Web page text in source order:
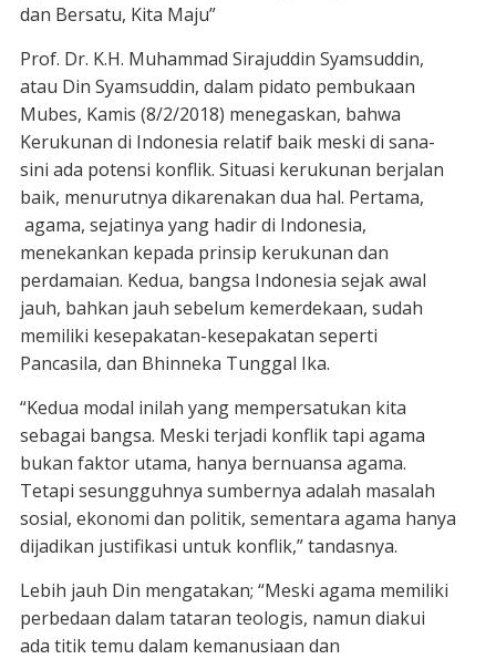
dan Bersatu, Kita Maju”
Prof. Dr. K.H. Muhammad Sirajuddin Syamsuddin,
atau Din Syamsuddin, dalam pidato pembukaan
Mubes, Kamis (8/2/2018) menegaskan, bahwa
Kerukunan di Indonesia relatif baik meski di sana-
sini ada potensi konflik. Situasi kerukunan berjalan
baik, menurutnya dikarenakan dua hal. Pertama,
agama, sejatinya yang hadir di Indonesia,
menekankan kepada prinsip kerukunan dan
perdamaian. Kedua, bangsa Indonesia sejak awal
jauh, bahkan jauh sebelum kemerdekaan, sudah
memiliki kesepakatan-kesepakatan seperti
Pancasila, dan Bhinneka Tunggal Ika.
“Kedua modal inilah yang mempersatukan kita
sebagai bangsa. Meski terjadi konflik tapi agama
bukan faktor utama, hanya bernuansa agama.
Tetapi sesungguhnya sumbernya adalah masalah
sosial, ekonomi dan politik, sementara agama hanya
dijadikan justifikasi untuk konflik,” tandasnya.
Lebih jauh Din mengatakan; “Meski agama memiliki
perbedaan dalam tataran teologis, namun diakui
ada titik temu dalam kemanusiaan dan